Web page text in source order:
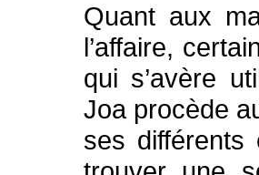
Quant aux
l’affaire,
qui s’avère
Joa procède
ses différents